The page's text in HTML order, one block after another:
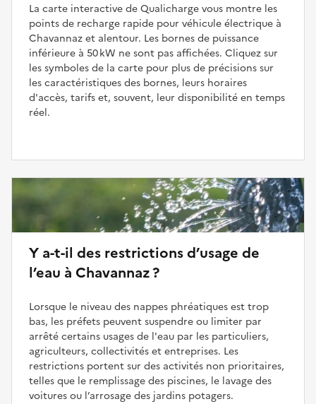
La carte interactive de Qualicharge vous montre les
points de recharge rapide pour véhicule électrique à
Chavannaz et alentour. Les bornes de puissance
inférieure à 50 kW ne sont pas affichées. Cliquez sur
les symboles de la carte pour plus de précisions sur
les caractéristiques des bornes, leurs horaires
d'accès, tarifs et, souvent, leur disponibilité en temps
réel.
Y a-t-il des restrictions d’usage de
l’eau à Chavannaz ?
Lorsque le niveau des nappes phréatiques est trop
bas, les préfets peuvent suspendre ou limiter par
arrêté certains usages de l'eau par les particuliers,
agriculteurs, collectivités et entreprises. Les
restrictions portent sur des activités non prioritaires,
telles que le remplissage des piscines, le lavage des
voitures ou l’arrosage des jardins potagers.